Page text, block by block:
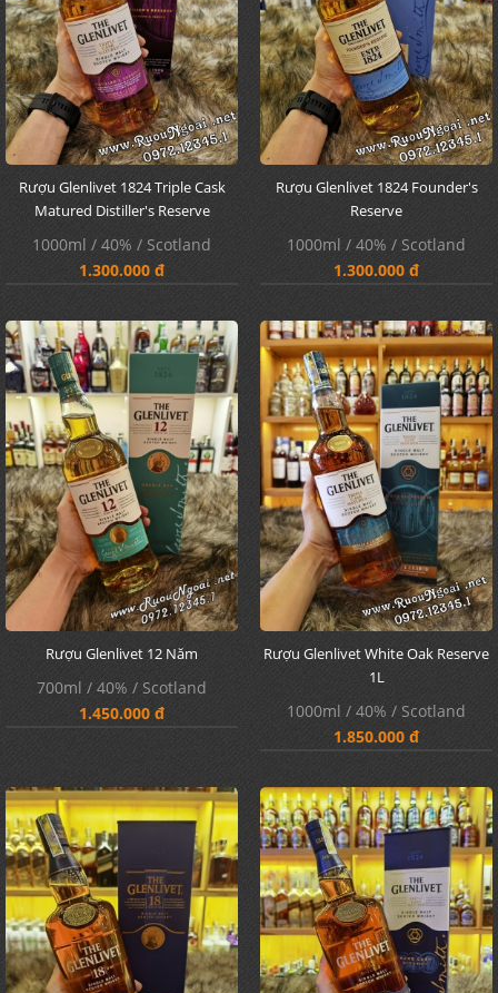
Rượu Glenlivet 1824 Triple Cask
Matured Distiller's Reserve
1000ml / 40% / Scotland
1.300.000 đ
Rượu Glenlivet 1824 Founder's
Reserve
1000ml / 40% / Scotland
1.300.000 đ
Rượu Glenlivet 12 Năm
700ml / 40% / Scotland
1.450.000 đ
Rượu Glenlivet White Oak Reserve
1L
1000ml / 40% / Scotland
1.850.000 đ